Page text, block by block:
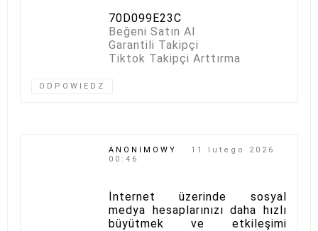
70D099E23C
Beğeni Satın Al
Garantili Takipçi
Tiktok Takipçi Arttırma
ODPOWIEDZ
ANONIMOWY
11 lutego 2026
00:46
İnternet üzerinde sosyal
medya hesaplarınızı daha hızlı
büyütmek ve etkileşimi